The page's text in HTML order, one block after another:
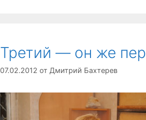
Третий — он же
07.02.2012 от Дмитрий Бахтерев